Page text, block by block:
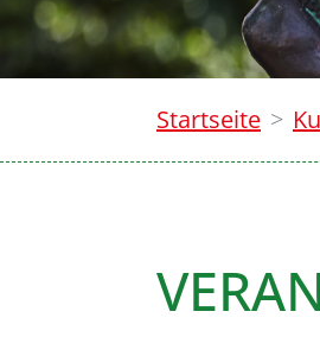
Startseite